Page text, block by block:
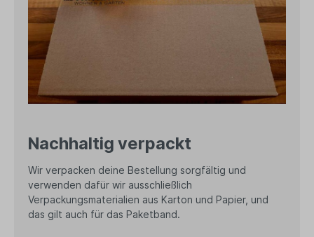
Nachhaltig verpackt
Wir verpacken deine Bestellung sorgfältig und
verwenden dafür wir ausschließlich
Verpackungsmaterialien aus Karton und Papier, und
das gilt auch für das Paketband.